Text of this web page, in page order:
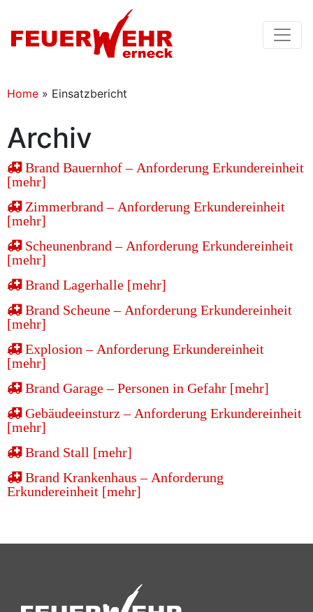
Home » Einsatzbericht
Archiv
Brand Bauernhof – Anforderung Erkundereinheit
[mehr]
Zimmerbrand – Anforderung Erkundereinheit
[mehr]
Scheunenbrand – Anforderung Erkundereinheit
[mehr]
Brand Lagerhalle [mehr]
Brand Scheune – Anforderung Erkundereinheit
[mehr]
Explosion – Anforderung Erkundereinheit
[mehr]
Brand Garage – Personen in Gefahr [mehr]
Gebäudeeinsturz – Anforderung Erkundereinheit
[mehr]
Brand Stall [mehr]
Brand Krankenhaus – Anforderung
Erkundereinheit [mehr]